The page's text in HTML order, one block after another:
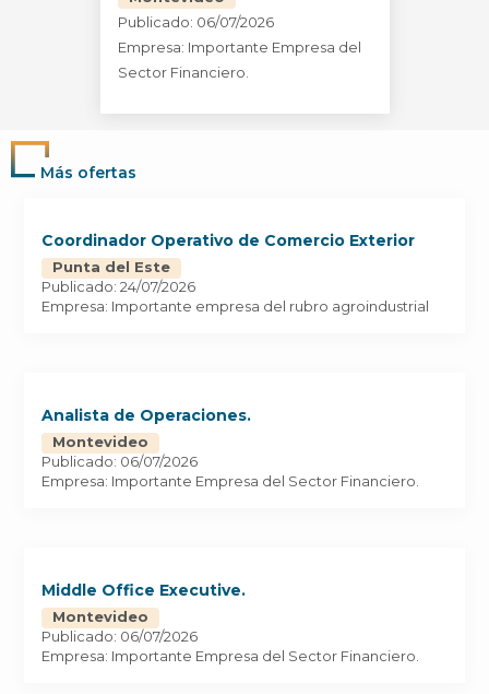
Publicado: 06/07/2026
Empresa: Importante Empresa del
Sector Financiero.
Más ofertas
Coordinador Operativo de Comercio Exterior
Punta del Este
Publicado: 24/07/2026
Empresa: Importante empresa del rubro agroindustrial
Analista de Operaciones.
Montevideo
Publicado: 06/07/2026
Empresa: Importante Empresa del Sector Financiero.
Middle Office Executive.
Montevideo
Publicado: 06/07/2026
Empresa: Importante Empresa del Sector Financiero.